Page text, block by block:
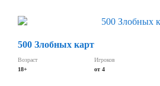
500 Злобных карт
Возраст
18+
Игроков
от 4